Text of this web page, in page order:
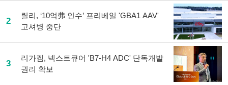
2
릴리, ‘10억弗 인수’ 프리베일 'GBA1 AAV'
고셔병 중단
3
리가켐, 넥스트큐어 'B7-H4 ADC' 단독개발
권리 확보